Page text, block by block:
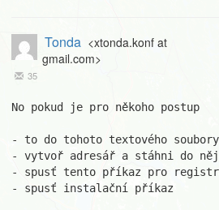
Tonda <xtonda.konf at
gmail.com>
35
No pokud je pro někoho postup
- to do tohoto textového
- vytvoř adresář a stáhni do
- spusť tento příkaz pro
- spusť instalační příkaz